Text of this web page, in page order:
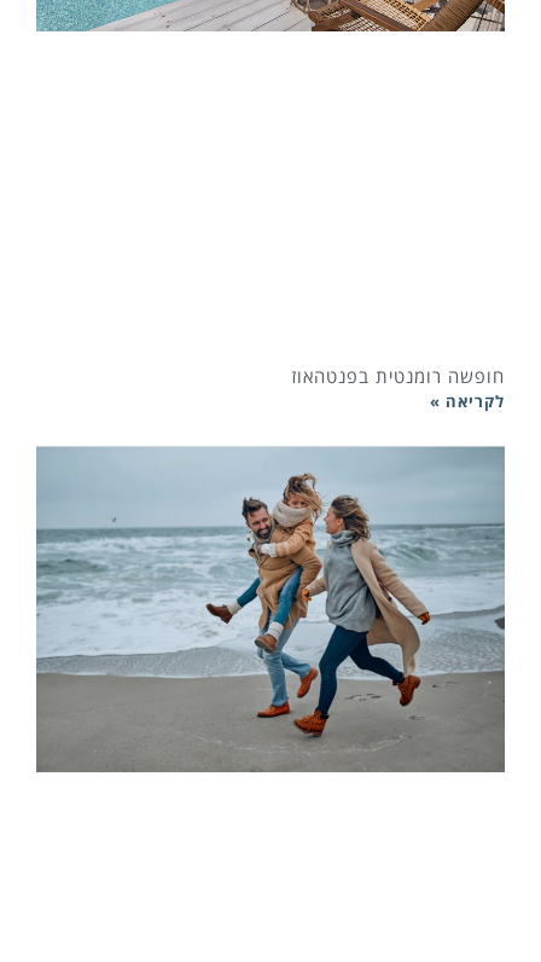
חופשה רומנטית בפנטהאוז
לקריאה »